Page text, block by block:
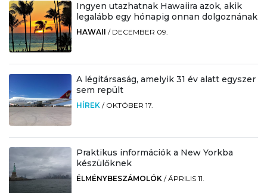
Ingyen utazhatnak Hawaiira azok, akik
legalább egy hónapig onnan dolgoznának
HAWAII / DECEMBER 09.
A légitársaság, amelyik 31 év alatt egyszer
sem repült
HÍREK / OKTÓBER 17.
Praktikus információk a New Yorkba
készülőknek
ÉLMÉNYBESZÁMOLÓK /ÁPRILIS 11.